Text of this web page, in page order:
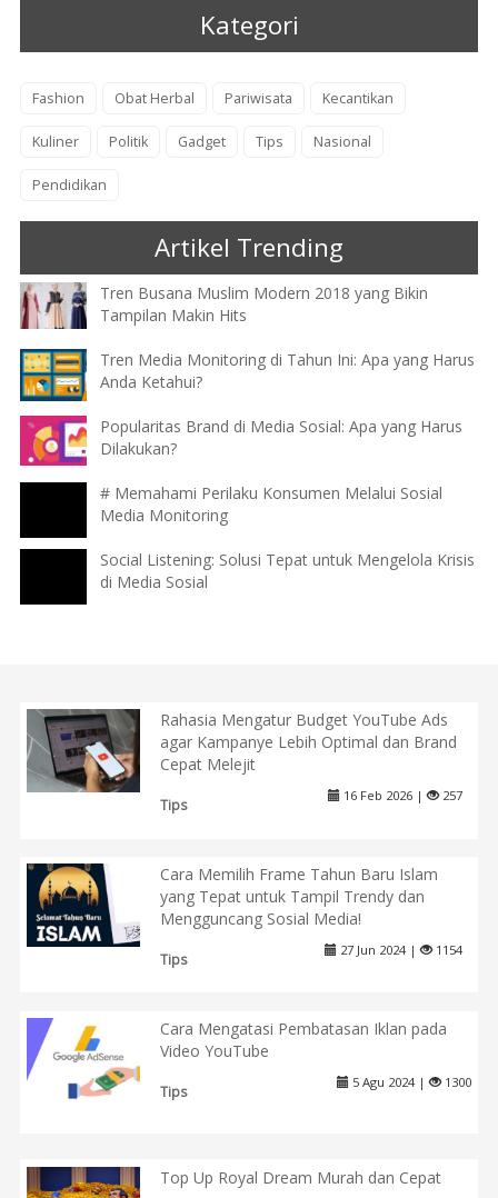
Kategori
Fashion Obat Herbal Pariwisata Kecantikan
Kuliner Politik Gadget Tips Nasional
Pendidikan
Artikel Trending
Tren Busana Muslim Modern 2018 yang Bikin
Tampilan Makin Hits
Tren Media Monitoring di Tahun Ini: Apa yang Harus
Anda Ketahui?
Popularitas Brand di Media Sosial: Apa yang Harus
Dilakukan?
# Memahami Perilaku Konsumen Melalui Sosial
Media Monitoring
Social Listening: Solusi Tepat untuk Mengelola Krisis
di Media Sosial
Rahasia Mengatur Budget YouTube Ads
agar Kampanye Lebih Optimal dan Brand
Cepat Melejit
Tips
16 Feb 2026 | 257
Cara Memilih Frame Tahun Baru Islam
yang Tepat untuk Tampil Trendy dan
Mengguncang Sosial Media!
Tips
27 Jun 2024 | 1154
Cara Mengatasi Pembatasan Iklan pada
Video YouTube
Tips
5 Agu 2024 | 1300
Top Up Royal Dream Murah dan Cepat